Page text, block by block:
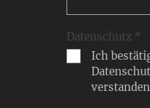
Datenschutz *
Ich